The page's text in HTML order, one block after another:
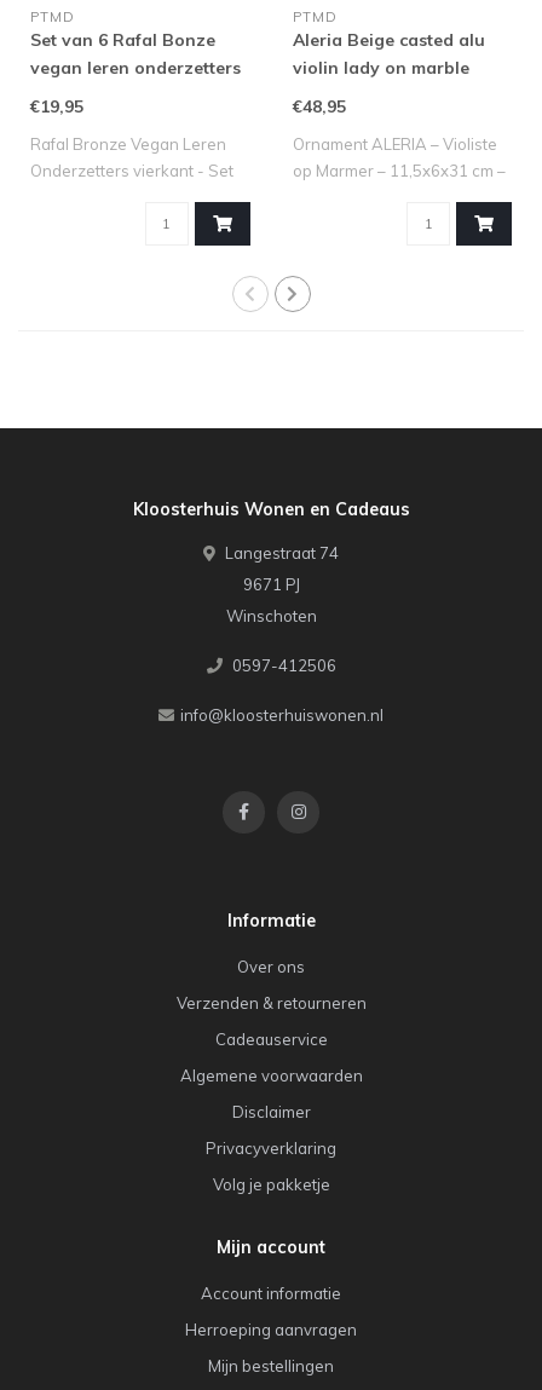
PTMD
Set van 6 Rafal Bonze
vegan leren onderzetters
€19,95
Rafal Bronze Vegan Leren
Onderzetters vierkant - Set
PTMD
Aleria Beige casted alu
violin lady on marble
€48,95
Ornament ALERIA – Violiste
op Marmer – 11,5x6x31 cm –
Kloosterhuis Wonen en Cadeaus
Langestraat 74
9671 PJ
Winschoten
0597-412506
info@kloosterhuiswonen.nl
Informatie
Over ons
Verzenden & retourneren
Cadeauservice
Algemene voorwaarden
Disclaimer
Privacyverklaring
Volg je pakketje
Mijn account
Account informatie
Herroeping aanvragen
Mijn bestellingen